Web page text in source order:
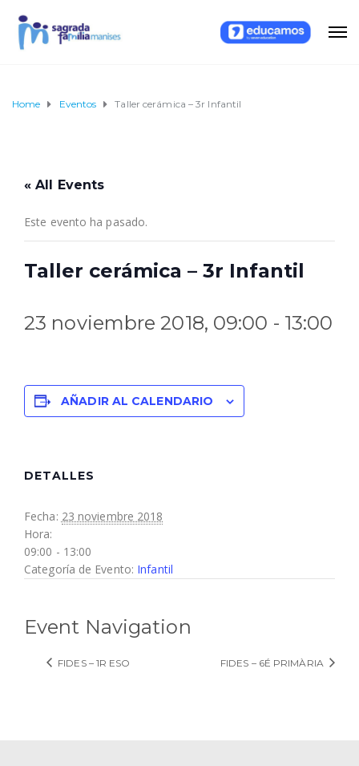
Home Eventos Taller cerámica – 3r Infantil
« All Events
Este evento ha pasado.
Taller cerámica – 3r Infantil
23 noviembre 2018, 09:00 - 13:00
AÑADIR AL CALENDARIO
DETALLES
Fecha: 23 noviembre 2018
Hora:
09:00 - 13:00
Categoría de Evento: Infantil
Event Navigation
FIDES – 1R ESO FIDES – 6É PRIMÀRIA